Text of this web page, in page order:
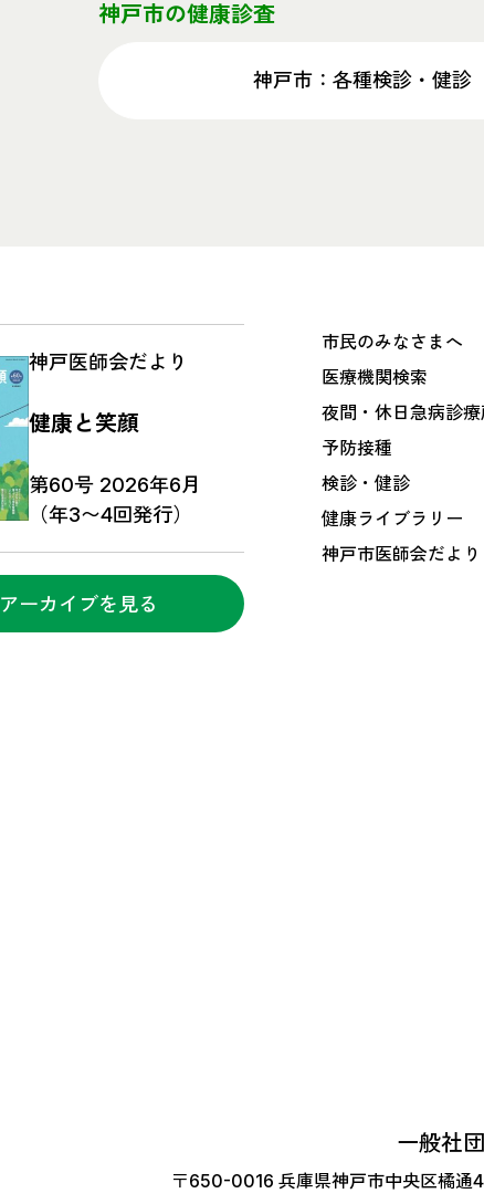
m-Line
神戸市の健康診査
神戸市：各種検診・健診
神戸医師会だより
健康と笑顔
第60号 2026年6月
（年3〜4回発行）
アーカイブを見る
市民のみなさまへ
医療機関検索
夜間・休日急病診
予防接種
検診・健診
健康ライブラリー
神戸市医師会だより
一般社
〒650-0016 兵庫県神戸市中央区橘通